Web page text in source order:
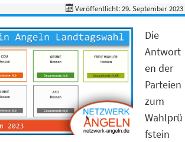
Veröffentlicht: 29. September 2023
Die
Antwort
en der
Parteien
zum
Wahlprü
fstein